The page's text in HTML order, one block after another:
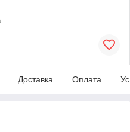
Доставка Оплата